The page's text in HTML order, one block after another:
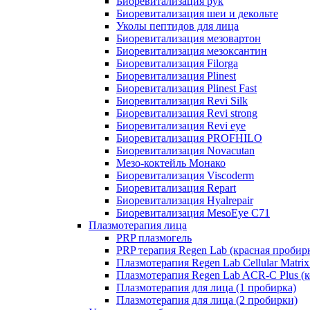
Биоревитализация шеи и декольте
Уколы пептидов для лица
Биоревитализация мезовартон
Биоревитализация мезоксантин
Биоревитализация Filorga
Биоревитализация Plinest
Биоревитализация Plinest Fast
Биоревитализация Revi Silk
Биоревитализация Revi strong
Биоревитализация Revi eye
Биоревитализация PROFHILO
Биоревитализация Novacutan
Мезо-коктейль Монако
Биоревитализация Viscoderm
Биоревитализация Repart
Биоревитализация Hyalrepair
Биоревитализация MesoEye C71
Плазмотерапия лица
PRP плазмогель
PRP терапия Regen Lab (красная
Плазмотерапия Regen Lab Cellular
Плазмотерапия Regen Lab ACR-C Plus
Плазмотерапия для лица (1 пробирка)
Плазмотерапия для лица (2 пробирки)